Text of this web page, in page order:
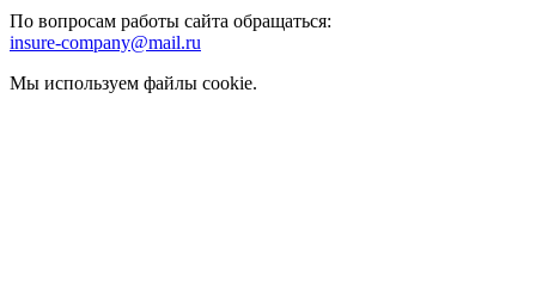
По вопросам работы сайта обращаться:
insure-company@mail.ru
Мы используем файлы cookie.